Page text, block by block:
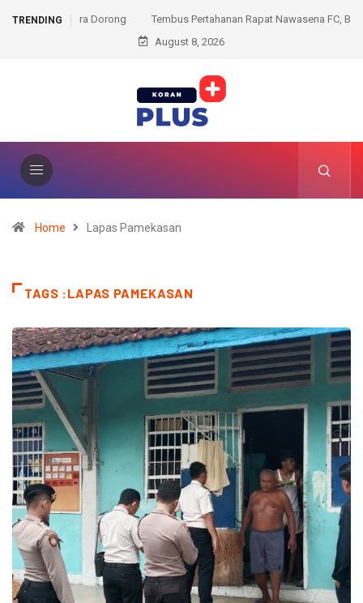
TRENDING
Tembus Pertahanan Rapat Nawasena FC, Bina Mutiara
Amankan Poin Penuh di Liga Jakarta U17
August 8, 2026
Home Lapas Pamekasan
TAGS :LAPAS PAMEKASAN